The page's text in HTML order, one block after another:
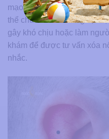
mạo và người sở hữu tin
thể chưa cần xóa. Ngược
gây khó chịu hoặc làm
khám để được tư vấn xóa
nhắc.